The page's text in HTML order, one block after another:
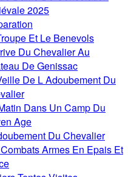
2025
Et Le Benevols
Du Chevalier Au
De Genissac
De L Adoubement Du
Dans Un Camp Du
Age
Du Chevalier
Armes En Epais Et